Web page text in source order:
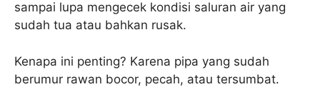
sampai lupa mengecek kondisi saluran air yang
sudah tua atau bahkan rusak.
Kenapa ini penting? Karena pipa yang sudah
berumur rawan bocor, pecah, atau tersumbat.